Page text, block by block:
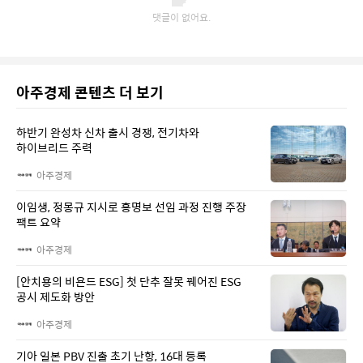
아주경제 콘텐츠 더 보기
하반기 완성차 신차 출시 경쟁, 전기차와
하이브리드 주력
아주경제
이임생, 정몽규 지시로 홍명보 선임 과정 진행 주장
팩트 요약
아주경제
[안치용의 비욘드 ESG] 첫 단추 잘못 꿰어진 ESG
공시 제도화 방안
아주경제
기아 일본 PBV 진출 초기 난항, 16대 등록